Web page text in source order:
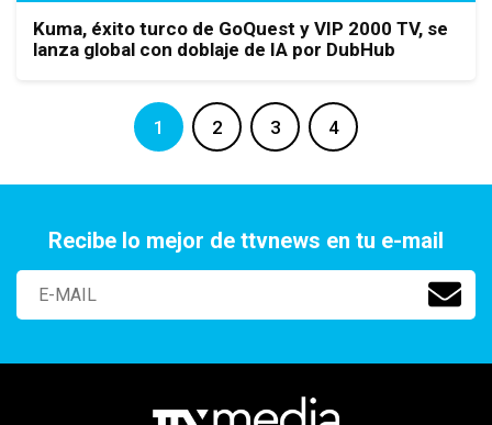
Kuma, éxito turco de GoQuest y VIP 2000 TV, se
lanza global con doblaje de IA por DubHub
1 2 3 4
Recibe lo mejor de ttvnews en tu e-mail